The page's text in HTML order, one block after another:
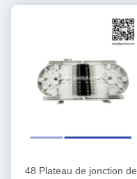
48 Plateau de jonction de